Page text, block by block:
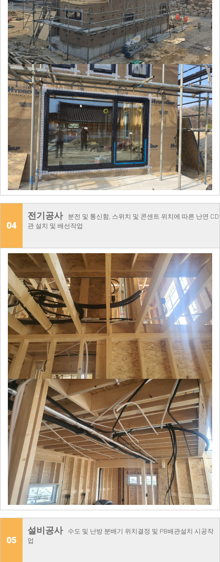
04
전기공사
분전 및 통신함, 스위치 및 콘센트 위치에 따른 난연 CD
관 설치 및 배선작업
05
설비공사
수도 및 난방 분배기 위치결정 및 PB배관설치 시공작
업